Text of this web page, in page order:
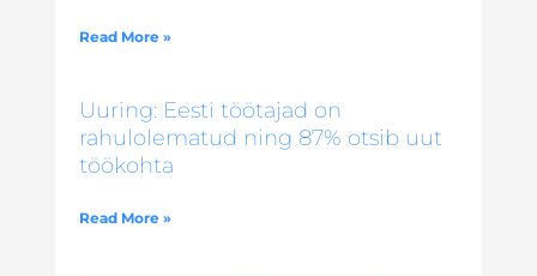
Read More »
Uuring: Eesti töötajad on
rahulolematud ning 87% otsib uut
töökohta
Read More »